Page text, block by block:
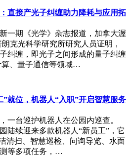
直接产光子纠缠助力降耗与应用拓
一期《光学》杂志报道，加拿大渥
克光科学研究所研究人员证明，
纠缠，即光子之间形成的量子纠缠
算、量子通信等领域…
”就位，机器人“入职”开启智慧服务
一台巡护机器人在公园内巡查。
陆续迎来多款机器人“新员工”，它
清扫、智慧巡检、问询导览、水面
等多项任务，…